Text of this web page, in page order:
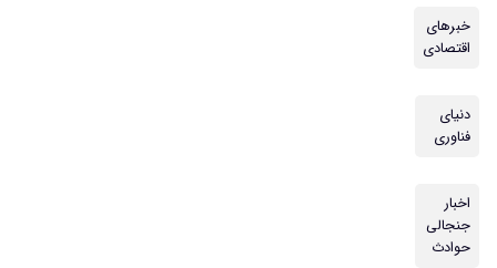
خبرهای
اقتصادی
دنیای
فناوری
اخبار
جنجالی
حوادث